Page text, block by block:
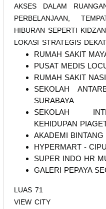
AKSES DALAM
PERBELANJAAN,
HIBURAN SEPERTI
LOKASI STRATEGIS
RUMAH SAKIT
PUSAT MEDIS
RUMAH SAKIT
SEKOLAH
SURABAYA
SEKOLAH
KEHIDUPAN
AKADEMI BINTANG
HYPERMART -
SUPER INDO HR
GALERI PEPAYA
LUAS 71
VIEW CITY